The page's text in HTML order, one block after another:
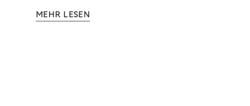
MEHR LESEN